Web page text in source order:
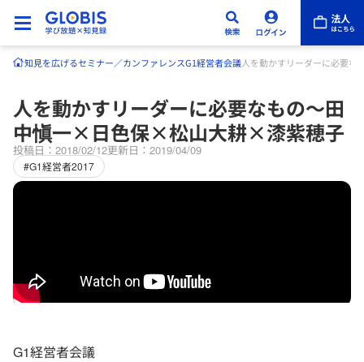
知見を広げるセミナー／カンファレンスG1経営者会議人を動かすリーダーに必要
人を動かすリーダーに必要なもの～田
中愼一×日色保×松山大耕×漆紫穂子
投稿日：2018/02/12更新日：2019/04/09
#G1経営者2017
G1経営者会議